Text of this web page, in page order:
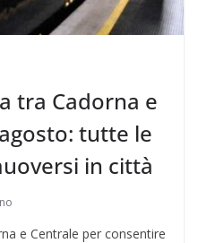
tra Cadorna e
tutte le
in città
e Centrale per consentire